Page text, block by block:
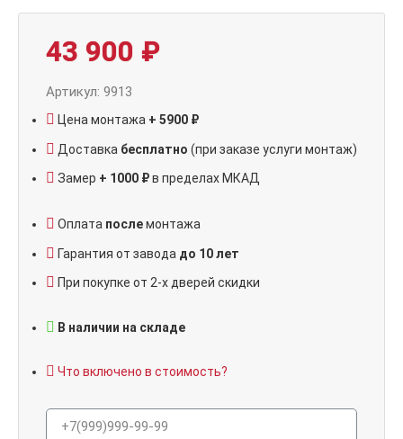
43 900 ₽
Артикул: 9913
Цена монтажа + 5900 ₽
Доставка бесплатно (при заказе услуги монтаж)
Замер + 1000 ₽в пределах МКАД
Оплата послемонтажа
Гарантия от завода до 10 лет
При покупке от 2-х дверей скидки
В наличии на складе
Что включено в стоимость?